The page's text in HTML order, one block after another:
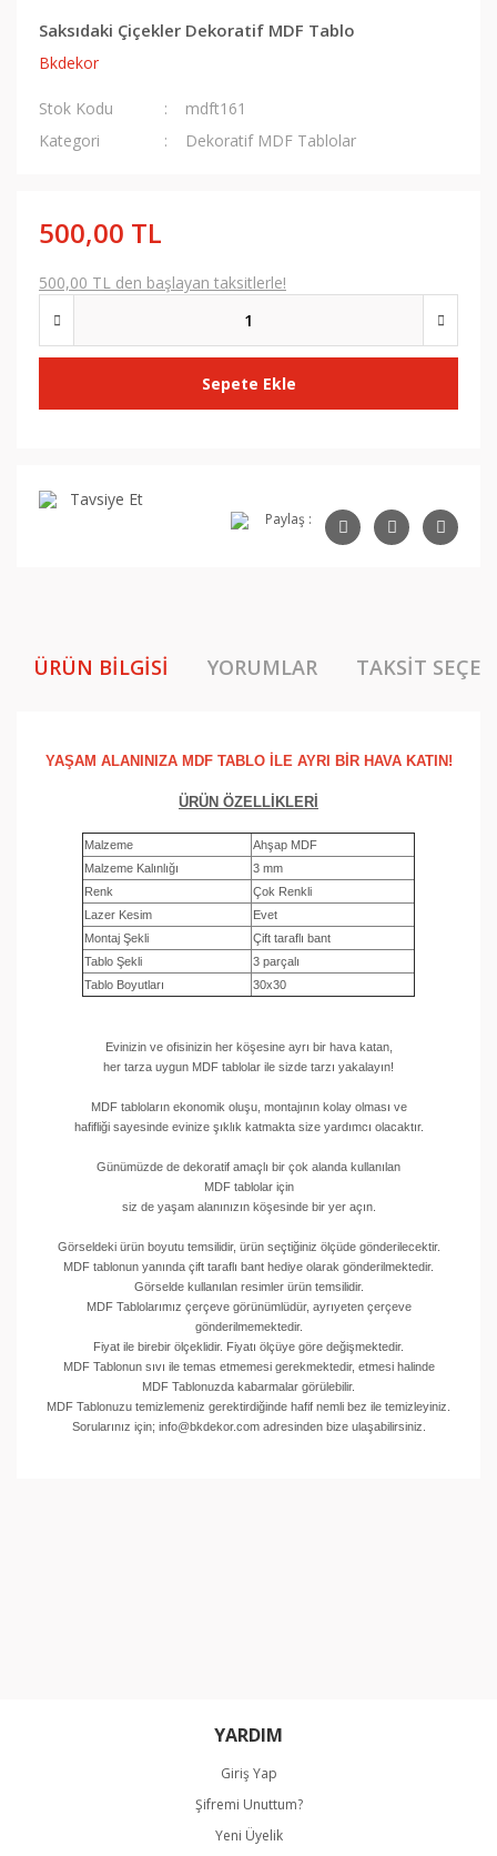
Saksıdaki Çiçekler Dekoratif MDF Tablo
Bkdekor
Stok Kodu
mdft161
Kategori
Dekoratif MDF Tablolar
500,00 TL
500,00 TL den başlayan taksitlerle!
Sepete Ekle
Tavsiye Et
Paylaş :
ÜRÜN BILGISI YORUMLAR TAKSIT
YAŞAM ALANINIZA MDF TABLO İLE AYRI BİR HAVA KATIN!
ÜRÜN ÖZELLİKLERİ
Malzeme
Ahşap MDF
Malzeme Kalınlığı
3 mm
Renk
Çok Renkli
Lazer Kesim
Evet
Montaj Şekli
Çift taraflı bant
Tablo Şekli
3 parçalı
Tablo Boyutları
30x30
Evinizin ve ofisinizin her köşesine ayrı bir hava katan,
her tarza uygun MDF tablolar ile sizde tarzı yakalayın!
MDF tabloların ekonomik oluşu, montajının kolay olması ve
hafifliği sayesinde evinize şıklık katmakta size yardımcı olacaktır.
Günümüzde de dekoratif amaçlı bir çok alanda kullanılan
MDF tablolar için
siz de yaşam alanınızın köşesinde bir yer açın.
Görseldeki ürün boyutu temsilidir, ürün seçtiğiniz ölçüde gönderilecektir.
MDF tablonun yanında çift taraflı bant hediye olarak gönderilmektedir.
Görselde kullanılan resimler ürün temsilidir.
MDF Tablolarımız çerçeve görünümlüdür, ayrıyeten çerçeve
gönderilmemektedir.
Fiyat ile birebir ölçeklidir. Fiyatı ölçüye göre değişmektedir.
MDF Tablonun sıvı ile temas etmemesi gerekmektedir, etmesi halinde
MDF Tablonuzda kabarmalar görülebilir.
MDF Tablonuzu temizlemeniz gerektirdiğinde hafif nemli bez ile temizleyiniz.
Sorularınız için; info@bkdekor.com adresinden bize ulaşabilirsiniz.
Bu ürüne benzer farklı alternatifler olmalı.
YARDIM
Giriş Yap
Şifremi Unuttum?
Yeni Üyelik